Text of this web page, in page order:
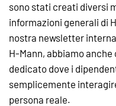
sono stati creati diversi
informazioni generali di
nostra newsletter
H-Mann, abbiamo
dedicato dove i
semplicemente
persona reale.